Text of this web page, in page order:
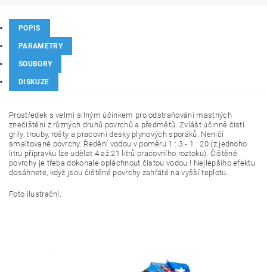
POPIS
PARAMETRY
SOUBORY
DISKUZE
Prostředek s velmi silným účinkem pro odstraňování mastných
znečištění z různých druhů povrchů a předmětů. Zvlášť účinně čistí
grily, trouby, rošty a pracovní desky plynových sporáků. Neničí
smaltované povrchy. Ředění vodou v poměru 1 : 3 - 1 : 20 (z jednoho
litru přípravku lze udělat 4 až 21 litrů pracovního roztoku). Čištěné
povrchy je třeba dokonale opláchnout čistou vodou ! Nejlepšího efektu
dosáhnete, když jsou čištěné povrchy zahřáté na vyšší teplotu.
Foto ilustrační.